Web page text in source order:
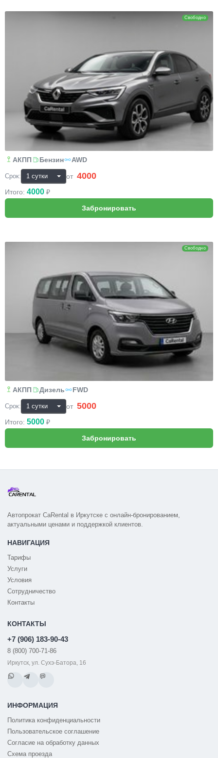
Свободно
АКПП Бензин AWD
Срок: от 4000
Итого: 4000 ₽
Свободно
АКПП Дизель FWD
Срок: от 5000
Итого: 5000 ₽
Автопрокат CaRental в Иркутске с онлайн-бронированием,
актуальными ценами и поддержкой клиентов.
НАВИГАЦИЯ
Тарифы
Услуги
Условия
Сотрудничество
Контакты
КОНТАКТЫ
+7 (906) 183-90-43
8 (800) 700-71-86
Иркутск, ул. Сухэ-Батора, 16
ИНФОРМАЦИЯ
Политика конфиденциальности
Пользовательское соглашение
Согласие на обработку данных
Схема проезда